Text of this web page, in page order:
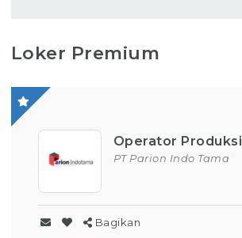
Loker Premium
Operator Produksi
PT Parion Indo Tama
Bagikan